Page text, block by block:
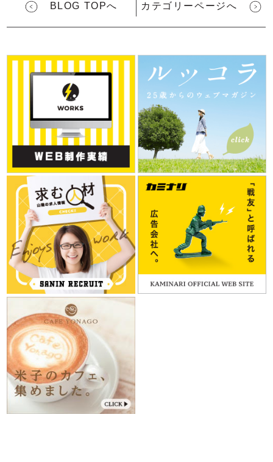
BLOG TOPへ カテゴリーページへ